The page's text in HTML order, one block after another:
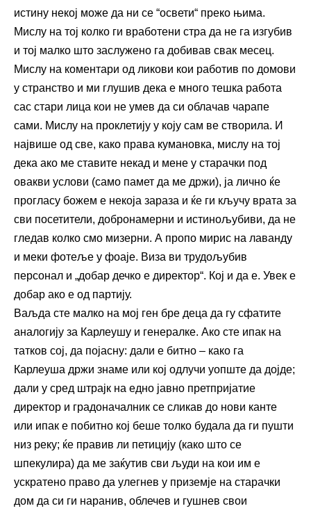
истину некој може да ни се “освети“ преко њима.
Мислу на тој колко ги вработени стра да не га изгубив
и тој малко што заслужено га добивав свак месец.
Мислу на коментари од ликови кои работив по домови
у странство и ми глушив дека е много тешка работа
сас стари лица кои не умев да си облачав чарапе
сами. Мислу на проклетију у коју сам ве створила. И
највише од све, како права кумановка, мислу на тој
дека ако ме ставите некад и мене у старачки под
овакви услови (само памет да ме држи), ја лично ќе
прогласу божем е некоја зараза и ќе ги кључу врата за
сви посетители, добронамерни и истинољубиви, да не
гледав колко смо мизерни. А пропо мирис на лаванду
и меки фотеље у фоаје. Виза ви трудољубив
персонал и „добар дечко е директор“. Кој и да е. Увек е
добар ако е од партију.
Ваљда сте малко на мој ген бре деца да гу сфатите
аналогију за Карлеушу и генералке. Ако сте ипак на
татков сој, да појасну: дали е битно – како га
Карлеуша држи знаме или кој одлучи уопште да дојде;
дали у сред штрајк на едно јавно претпријатие
директор и градоначалник се сликав до нови канте
или ипак е побитно кој беше толко будала да ги пушти
низ реку; ќе правив ли петицију (како што се
шпекулира) да ме заќутив сви људи на кои им е
ускратено право да улегнев у приземје на старачки
дом да си ги наранив, облечев и гушнев свои